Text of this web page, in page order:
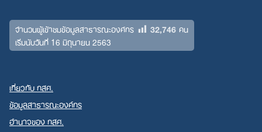
for:
จำนวนผู้เข้าชมข้อมูลสาธารณะองค์กร 32,746คน
เริ่มนับวันที่ 16 มิถุนายน 2563
เกี่ยวกับ กสศ.
ข้อมูลสาธารณะองค์กร
อำนาจของ กสศ.